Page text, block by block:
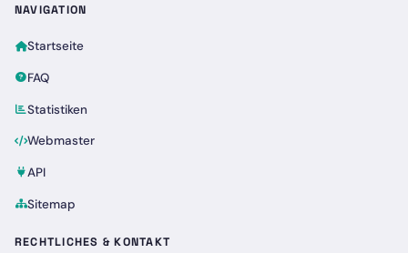
NAVIGATION
Startseite
FAQ
Statistiken
Webmaster
API
Sitemap
RECHTLICHES & KONTAKT